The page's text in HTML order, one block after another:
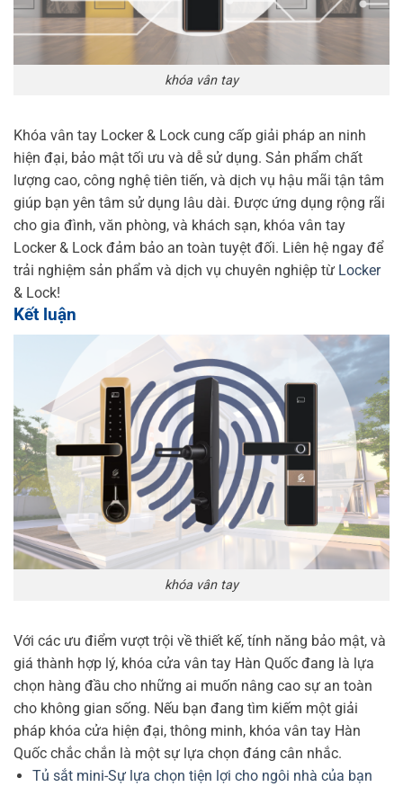
khóa vân tay
Khóa vân tay Locker & Lock cung cấp giải pháp an ninh
hiện đại, bảo mật tối ưu và dễ sử dụng. Sản phẩm chất
lượng cao, công nghệ tiên tiến, và dịch vụ hậu mãi tận tâm
giúp bạn yên tâm sử dụng lâu dài. Được ứng dụng rộng rãi
cho gia đình, văn phòng, và khách sạn, khóa vân tay
Locker & Lock đảm bảo an toàn tuyệt đối. Liên hệ ngay để
trải nghiệm sản phẩm và dịch vụ chuyên nghiệp từ Locker
& Lock!
Kết luận
khóa vân tay
Với các ưu điểm vượt trội về thiết kế, tính năng bảo mật, và
giá thành hợp lý, khóa cửa vân tay Hàn Quốc đang là lựa
chọn hàng đầu cho những ai muốn nâng cao sự an toàn
cho không gian sống. Nếu bạn đang tìm kiếm một giải
pháp khóa cửa hiện đại, thông minh, khóa vân tay Hàn
Quốc chắc chắn là một sự lựa chọn đáng cân nhắc.
Tủ sắt mini-Sự lựa chọn tiện lợi cho ngôi nhà của bạn